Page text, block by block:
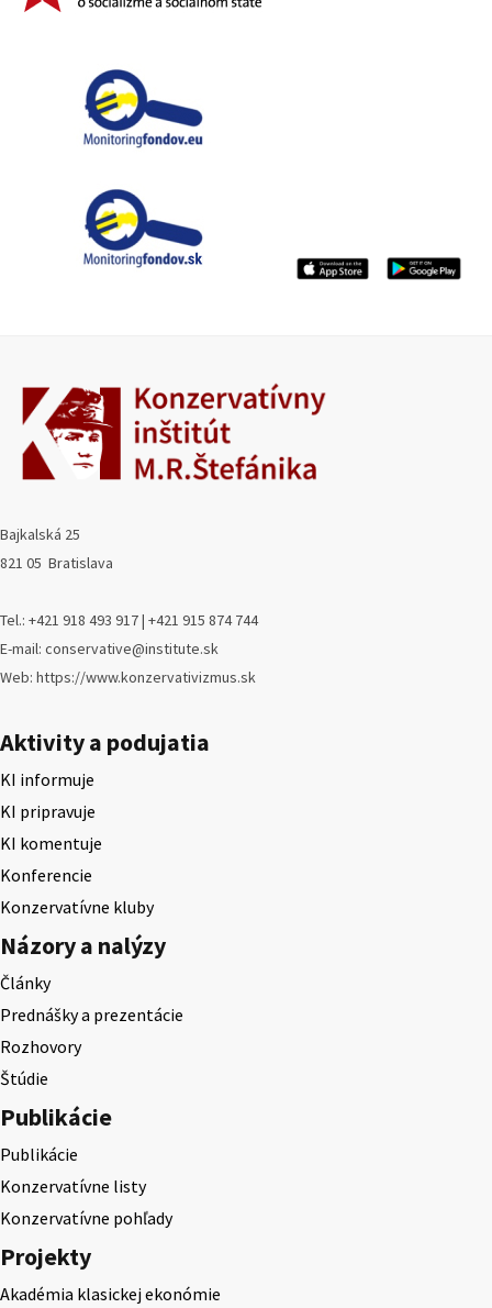
Bajkalská 25
821 05 Bratislava
Tel.: +421 918 493 917 | +421 915 874 744
E-mail: conservative@institute.sk
Web: https://www.konzervativizmus.sk
Aktivity a podujatia
KI informuje
KI pripravuje
KI komentuje
Konferencie
Konzervatívne kluby
Názory a nalýzy
Články
Prednášky a prezentácie
Rozhovory
Štúdie
Publikácie
Publikácie
Konzervatívne listy
Konzervatívne pohľady
Projekty
Akadémia klasickej ekonómie